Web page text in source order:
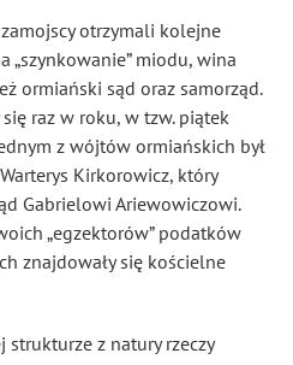
otrzymali kolejne
„szynkowanie” miodu, wina
ormiański sąd oraz samorząd.
raz w roku, w tzw. piątek
z wójtów ormiańskich był
Kirkorowicz, który
Gabrielowi Ariewowiczowi.
„egzektorów” podatków
znajdowały się kościelne
strukturze z natury rzeczy